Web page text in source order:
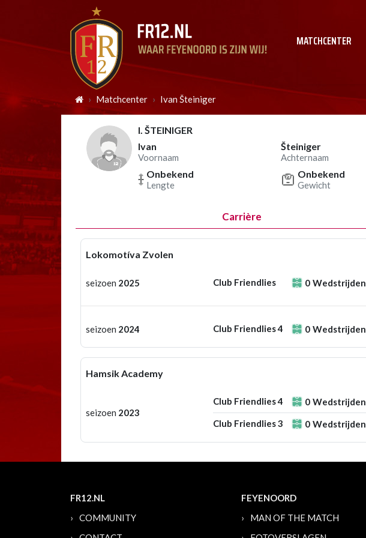
MATCHCENTER
Matchcenter Ivan Šteiniger
I. ŠTEINIGER
Ivan
Voornaam
Šteiniger
Achternaam
Onbekend
Lengte
Onbekend
Gewicht
Carrière
Lokomotíva Zvolen
seizoen 2025 Club Friendlies 0 Wedstrijden
seizoen 2024 Club Friendlies 4 0 Wedstrijden
Hamsik Academy
seizoen 2023
Club Friendlies 4 0 Wedstrijden
Club Friendlies 3 0 Wedstrijden
FR12.NL
COMMUNITY
FEYENOORD
MAN OF THE MATCH